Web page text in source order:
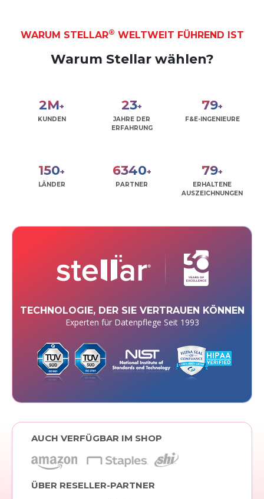
WARUM STELLAR® WELTWEIT FÜHREND IST
Warum Stellar wählen?
2M+
KUNDEN
28+
JAHRE DER
ERFAHRUNG
95+
F&E-INGENIEURE
180+
LÄNDER
7617+
PARTNER
95+
ERHALTENE
AUSZEICHNUNGEN
TECHNOLOGIE, DER SIE VERTRAUEN KÖNNEN
Experten für Datenpflege Seit 1993
AUCH VERFÜGBAR IM SHOP
ÜBER RESELLER-PARTNER